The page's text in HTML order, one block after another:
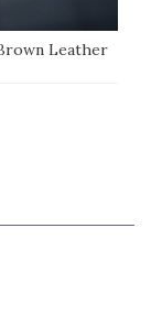
Leather